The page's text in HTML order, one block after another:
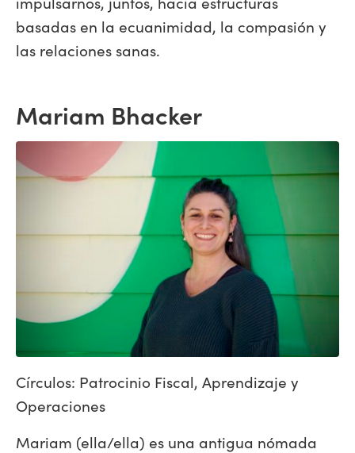
basadas en la ecuanimidad, la compasión y
las relaciones sanas.
Mariam Bhacker
Círculos: Patrocinio Fiscal, Aprendizaje y
Operaciones
Mariam (ella/ella) es una antigua nómada